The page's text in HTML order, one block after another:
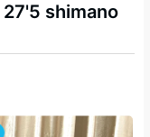
shimano